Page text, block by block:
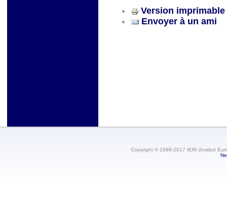
Version imprimable
Envoyer à un ami
Copyright © 1998-2017 IERI (Institut